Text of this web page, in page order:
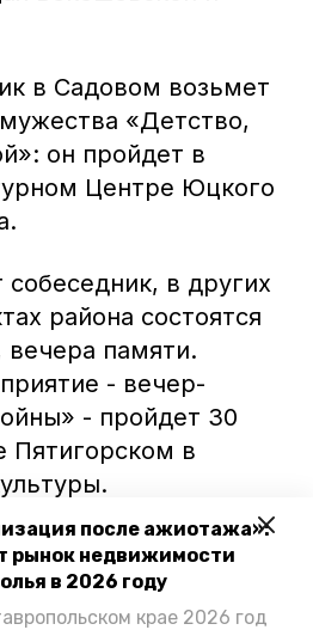
после ажиотажа»:
рынок недвижимости
в 2026 году
крае 2026 год
в Садовом возьмет
«Детство,
он пройдет в
Центре Юцкого
в других
района состоятся
вечера памяти.
- вечер-
- пройдет 30
Пятигорском в
так же, как и другие
2018 года